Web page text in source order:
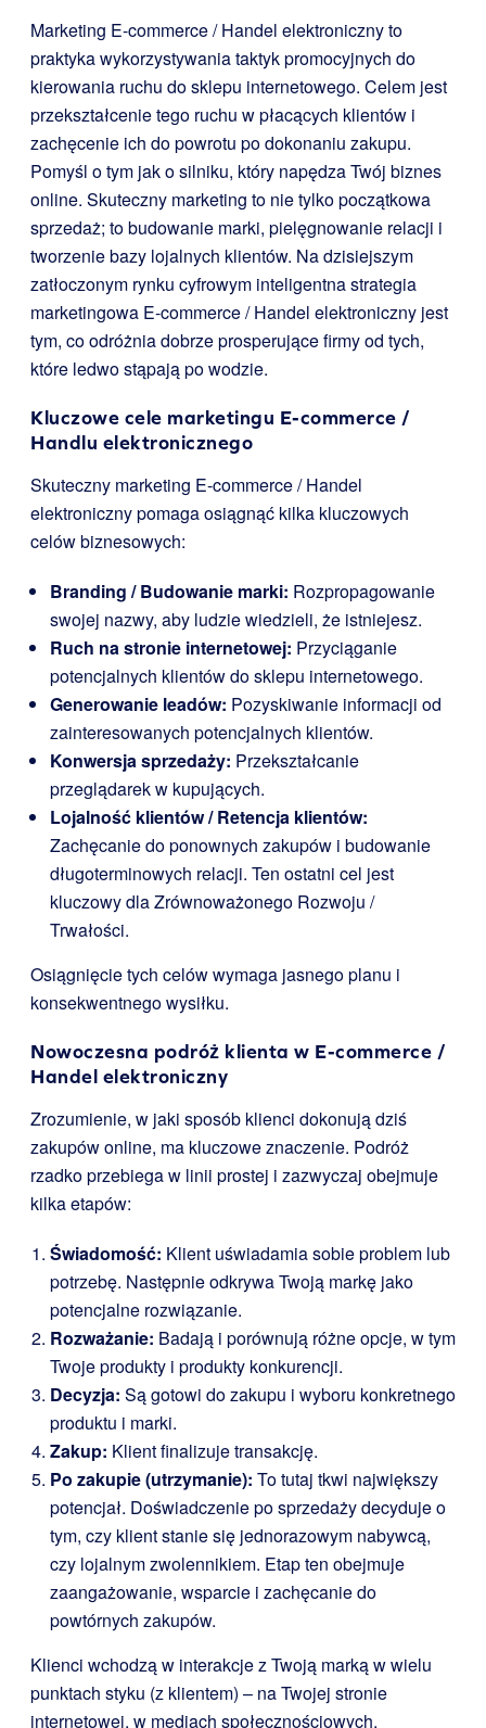
Marketing E-commerce / Handel elektroniczny to
praktyka wykorzystywania taktyk promocyjnych do
kierowania ruchu do sklepu internetowego. Celem jest
przekształcenie tego ruchu w płacących klientów i
zachęcenie ich do powrotu po dokonaniu zakupu.
Pomyśl o tym jak o silniku, który napędza Twój biznes
online. Skuteczny marketing to nie tylko początkowa
sprzedaż; to budowanie marki, pielęgnowanie relacji i
tworzenie bazy lojalnych klientów. Na dzisiejszym
zatłoczonym rynku cyfrowym inteligentna strategia
marketingowa E-commerce / Handel elektroniczny jest
tym, co odróżnia dobrze prosperujące firmy od tych,
które ledwo stąpają po wodzie.
Kluczowe cele marketingu E-commerce /
Handlu elektronicznego
Skuteczny marketing E-commerce / Handel
elektroniczny pomaga osiągnąć kilka kluczowych
celów biznesowych:
Branding / Budowanie marki: Rozpropagowanie
swojej nazwy, aby ludzie wiedzieli, że istniejesz.
Ruch na stronie internetowej: Przyciąganie
potencjalnych klientów do sklepu internetowego.
Generowanie leadów: Pozyskiwanie informacji od
zainteresowanych potencjalnych klientów.
Konwersja sprzedaży: Przekształcanie
przeglądarek w kupujących.
Lojalność klientów / Retencja klientów:
Zachęcanie do ponownych zakupów i budowanie
długoterminowych relacji. Ten ostatni cel jest
kluczowy dla Zrównoważonego Rozwoju /
Trwałości.
Osiągnięcie tych celów wymaga jasnego planu i
konsekwentnego wysiłku.
Nowoczesna podróż klienta w E-commerce /
Handel elektroniczny
Zrozumienie, w jaki sposób klienci dokonują dziś
zakupów online, ma kluczowe znaczenie. Podróż
rzadko przebiega w linii prostej i zazwyczaj obejmuje
kilka etapów:
Świadomość: Klient uświadamia sobie problem lub
potrzebę. Następnie odkrywa Twoją markę jako
potencjalne rozwiązanie.
Rozważanie: Badają i porównują różne opcje, w tym
Twoje produkty i produkty konkurencji.
Decyzja: Są gotowi do zakupu i wyboru konkretnego
produktu i marki.
Zakup: Klient finalizuje transakcję.
Po zakupie (utrzymanie): To tutaj tkwi największy
potencjał. Doświadczenie po sprzedaży decyduje o
tym, czy klient stanie się jednorazowym nabywcą,
czy lojalnym zwolennikiem. Etap ten obejmuje
zaangażowanie, wsparcie i zachęcanie do
powtórnych zakupów.
Klienci wchodzą w interakcje z Twoją marką w wielu
punktach styku (z klientem) – na Twojej stronie
internetowej, w mediach społecznościowych,